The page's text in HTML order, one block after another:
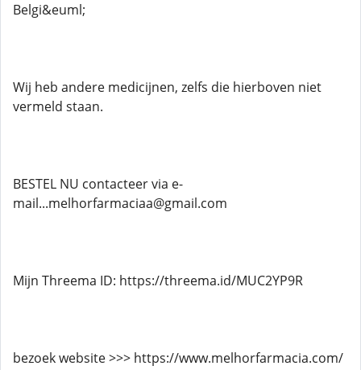
Belgi&euml;
Wij heb andere medicijnen, zelfs die hierboven niet
vermeld staan.
BESTEL NU contacteer via e-
mail...melhorfarmaciaa@gmail.com
Mijn Threema ID: https://threema.id/MUC2YP9R
bezoek website >>> https://www.melhorfarmacia.com/